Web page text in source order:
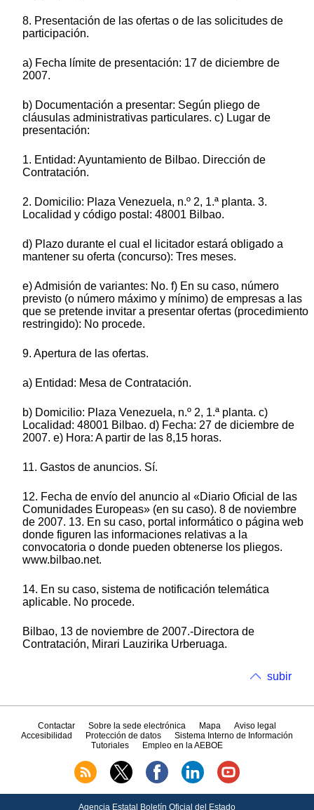
8. Presentación de las ofertas o de las solicitudes de
participación.
a) Fecha límite de presentación: 17 de diciembre de
2007.
b) Documentación a presentar: Según pliego de
cláusulas administrativas particulares. c) Lugar de
presentación:
1. Entidad: Ayuntamiento de Bilbao. Dirección de
Contratación.
2. Domicilio: Plaza Venezuela, n.º 2, 1.ª planta. 3.
Localidad y código postal: 48001 Bilbao.
d) Plazo durante el cual el licitador estará obligado a
mantener su oferta (concurso): Tres meses.
e) Admisión de variantes: No. f) En su caso, número
previsto (o número máximo y mínimo) de empresas a las
que se pretende invitar a presentar ofertas (procedimiento
restringido): No procede.
9. Apertura de las ofertas.
a) Entidad: Mesa de Contratación.
b) Domicilio: Plaza Venezuela, n.º 2, 1.ª planta. c)
Localidad: 48001 Bilbao. d) Fecha: 27 de diciembre de
2007. e) Hora: A partir de las 8,15 horas.
11. Gastos de anuncios. Sí.
12. Fecha de envío del anuncio al «Diario Oficial de las
Comunidades Europeas» (en su caso). 8 de noviembre
de 2007. 13. En su caso, portal informático o página web
donde figuren las informaciones relativas a la
convocatoria o donde pueden obtenerse los pliegos.
www.bilbao.net.
14. En su caso, sistema de notificación telemática
aplicable. No procede.
Bilbao, 13 de noviembre de 2007.-Directora de
Contratación, Mirari Lauzirika Urberuaga.
subir
Contactar Sobre la sede electrónica Mapa
Aviso legal
Accesibilidad
Protección de datos
Sistema Interno de Información
Tutoriales
Empleo en la AEBOE
Agencia Estatal Boletín Oficial del Estado